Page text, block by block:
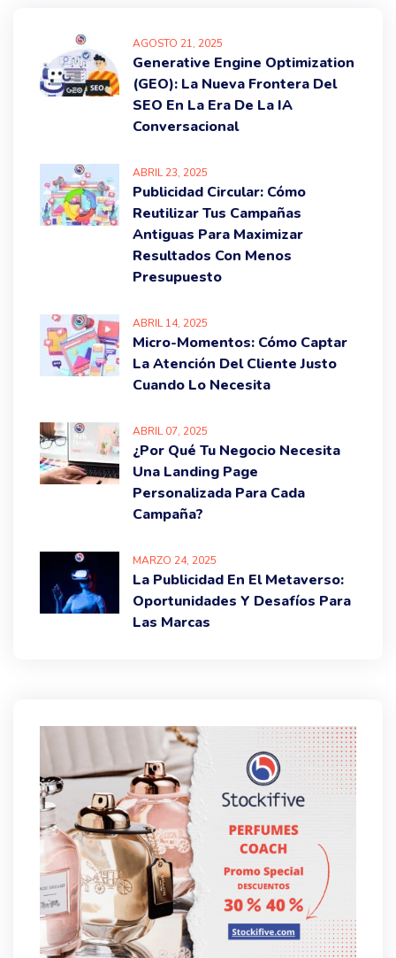
AGOSTO 21, 2025
Generative Engine Optimization
(GEO): La Nueva Frontera Del
SEO En La Era De La IA
Conversacional
ABRIL23, 2025
Publicidad Circular: Cómo
Reutilizar Tus Campañas
Antiguas Para Maximizar
Resultados Con Menos
Presupuesto
ABRIL14, 2025
Micro-Momentos: Cómo Captar
La Atención Del Cliente Justo
Cuando Lo Necesita
ABRIL07, 2025
¿Por Qué Tu Negocio Necesita
Una Landing Page
Personalizada Para Cada
Campaña?
MARZO 24, 2025
La Publicidad En El Metaverso:
Oportunidades Y Desafíos Para
Las Marcas